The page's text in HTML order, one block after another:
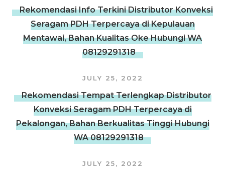
Rekomendasi Info Terkini Distributor Konveksi
Seragam PDH Terpercaya di Kepulauan
Mentawai, Bahan Kualitas Oke Hubungi WA
08129291318
JULY 25, 2022
Rekomendasi Tempat Terlengkap Distributor
Konveksi Seragam PDH Terpercaya di
Pekalongan, Bahan Berkualitas Tinggi Hubungi
WA 08129291318
JULY 25, 2022